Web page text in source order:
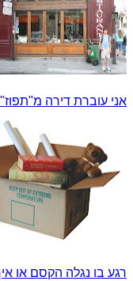
אני עוברת דירה מ"תפוז"
רגע בו נגלה הקסם או